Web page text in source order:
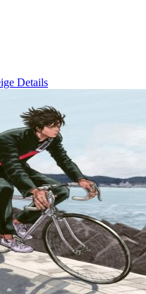
Details